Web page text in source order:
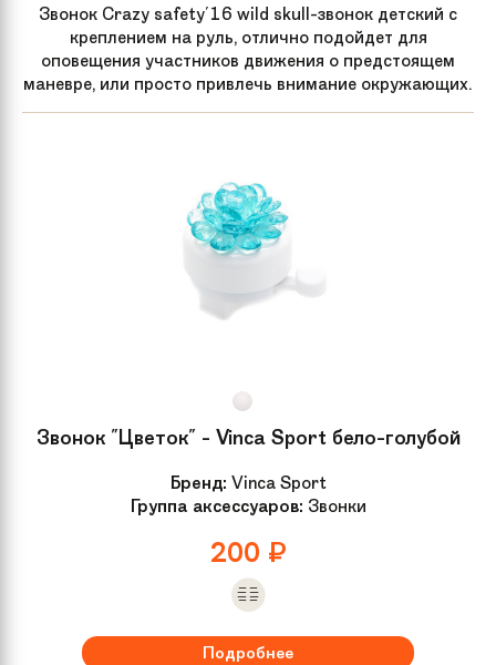
Звонок Crazy safety'16 wild skull-звонок детский с
креплением на руль, отлично подойдет для
оповещения участников движения о предстоящем
маневре, или просто привлечь внимание окружающих.
Звонок "Цветок" - Vinca Sport бело-голубой
Бренд: Vinca Sport
Группа аксессуаров: Звонки
200 ₽
Подробнее